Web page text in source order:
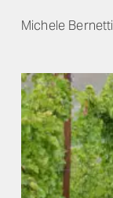
Michele Bernetti